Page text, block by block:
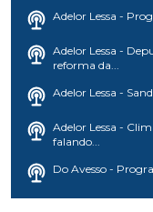
Adelor Lessa -
Adelor Lessa -
reforma da...
Adelor Lessa -
Adelor Lessa -
falando...
Do Avesso -